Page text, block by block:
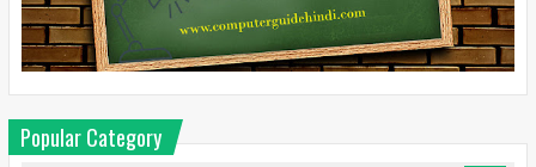
Popular Category